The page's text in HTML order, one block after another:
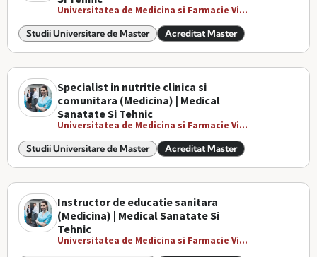
Universitatea de Medicina si Farmacie Vi...
Studii Universitare de Master Acreditat Master
Specialist in nutritie clinica si
comunitara (Medicina) | Medical
Sanatate Si Tehnic
Universitatea de Medicina si Farmacie Vi...
Studii Universitare de Master Acreditat Master
Instructor de educatie sanitara
(Medicina) | Medical Sanatate Si
Tehnic
Universitatea de Medicina si Farmacie Vi...